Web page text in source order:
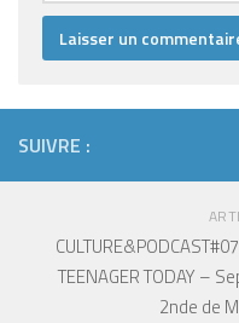
SUIVRE :
TEENAGER TODAY –
2nde de